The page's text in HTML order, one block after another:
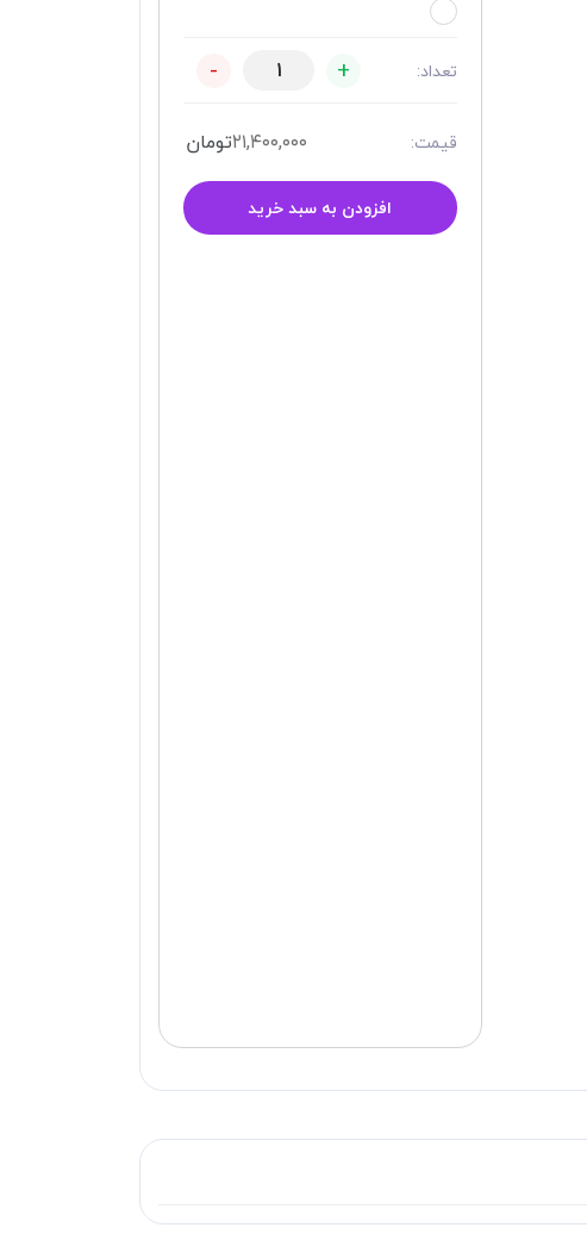
تعداد: +
-
قیمت: ۲۱,۴۰۰,۰۰۰تومان
افزودن به سبد خرید